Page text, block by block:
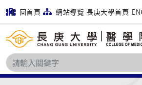
回首頁 網站導覽 長庚大學首頁